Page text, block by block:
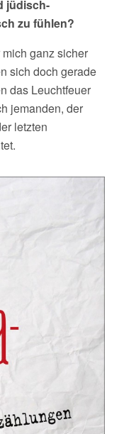
jüdisch-
zu fühlen?
ganz sicher
sich doch gerade
das Leuchtfeuer
jemanden, der
letzten